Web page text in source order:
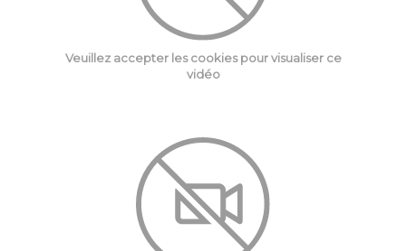
Veuillez accepter les cookies pour visualiser ce
vidéo